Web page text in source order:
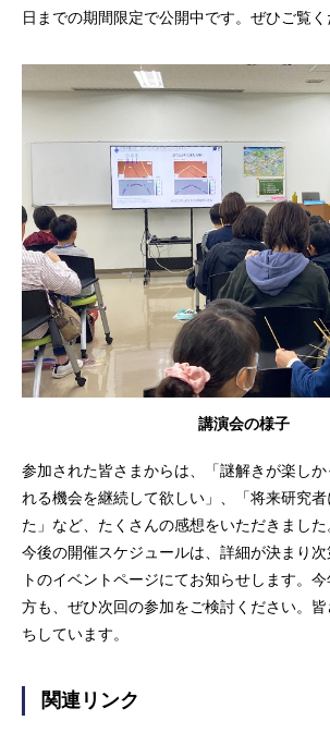
日までの期間限定で公開中です。ぜひご覧く
講演会の様子
参加された皆さまからは、「謎解きが楽し
れる機会を継続して欲しい」、「将来研究
た」など、たくさんの感想をいただきました
今後の開催スケジュールは、詳細が決まり
トのイベントページにてお知らせします。
方も、ぜひ次回の参加をご検討ください。
ちしています。
関連リンク